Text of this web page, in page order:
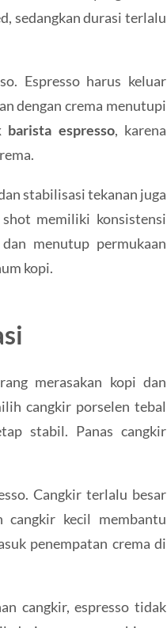
sedangkan durasi terlalu
Espresso harus keluar
dengan crema menutupi
espresso, karena
stabilisasi tekanan juga
memiliki konsistensi
menutup permukaan
kopi.
merasakan kopi dan
cangkir porselen tebal
stabil. Panas cangkir
Cangkir terlalu besar
cangkir kecil membantu
penempatan crema di
cangkir, espresso tidak